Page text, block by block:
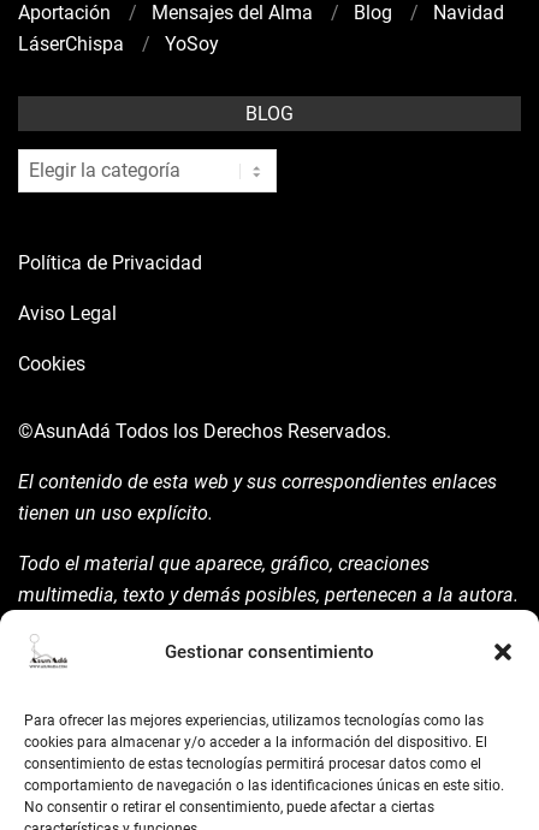
Gestionar consentimiento
Para ofrecer las mejores experiencias, utilizamos tecnologías como las
cookies para almacenar y/o acceder a la información del dispositivo. El
consentimiento de estas tecnologías permitirá procesar datos como el
comportamiento de navegación o las identificaciones únicas en este sitio.
No consentir o retirar el consentimiento, puede afectar a ciertas
Aportación Mensajes del Alma Blog
Navidad
LáserChispa
YoSoy
BLOG
blog
Política de Privacidad
Aviso Legal
Cookies
©AsunAdá Todos los Derechos Reservados.
El contenido de esta web y sus correspondientes enlaces
tienen un uso explícito.
Todo el material que aparece, gráfico, creaciones
multimedia, texto y demás posibles, pertenecen a la autora.
la mism para ello.
Siempre habrá de nombrarla y reconocer pues su autoría
©AsunAdá ​Gracias.